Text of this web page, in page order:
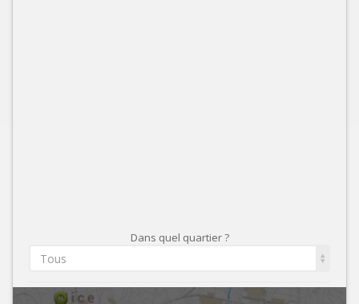
Dans quel quartier ?
Tous